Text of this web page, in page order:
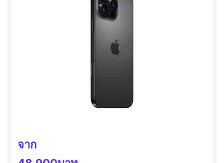
ต้องใช้หูฟังไร้สายหรือแปลง USB-C
ความสามารถด้านเกมมิ่งสูง แต่ไม่มี AirTrigger หรือโหมด
X-Mode แบบมือถือเกมมิ่งเฉพาะ
ราคาค่อนข้างสูงสำหรับสายเกมที่ไม่ใช้ฟีเจอร์กล้องหรือ S
Samsung Galaxy S25 Ultra คือโทรศัพท์กล้อง
ความละเอียดสูงถึง 200MP จับภาพคมชัดทุกราย
จาก